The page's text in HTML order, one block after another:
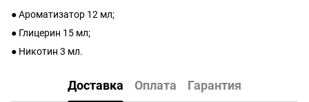
● Ароматизатор 12 мл;
● Глицерин 15 мл;
● Никотин 3 мл.
Доставка Оплата Гарантия